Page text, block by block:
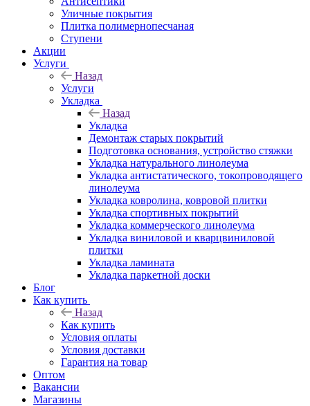
Уличные покрытия
Плитка полимернопесчаная
Ступени
Акции
Услуги
Назад
Услуги
Укладка
Назад
Укладка
Демонтаж старых покрытий
Подготовка основания, устройство стяжки
Укладка натурального линолеума
Укладка антистатического, токопроводящего
линолеума
Укладка ковролина, ковровой плитки
Укладка спортивных покрытий
Укладка коммерческого линолеума
Укладка виниловой и кварцвиниловой
плитки
Укладка ламината
Укладка паркетной доски
Блог
Как купить
Назад
Как купить
Условия оплаты
Условия доставки
Гарантия на товар
Оптом
Вакансии
Магазины